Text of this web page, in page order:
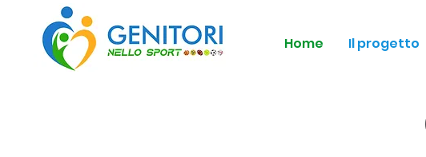
Home Il progetto